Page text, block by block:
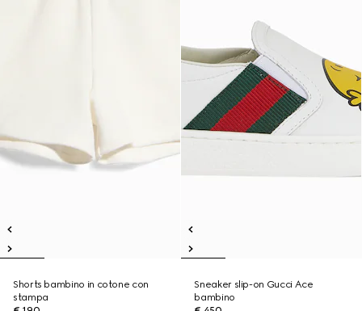
Shorts bambino in cotone con
stampa
Sneaker slip-on Gucci Ace
bambino